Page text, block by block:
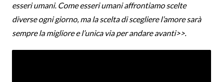
esseri umani. Come esseri umani affrontiamo scelte
diverse ogni giorno, ma la scelta di scegliere l’amore sarà
sempre la migliore e l’unica via per andare avanti>>.